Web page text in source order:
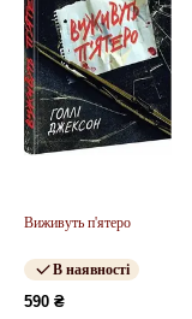
Виживуть п'ятеро
В наявності
590 ₴